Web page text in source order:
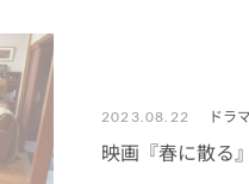
2023.08.22 ドラ
映画『春に散る